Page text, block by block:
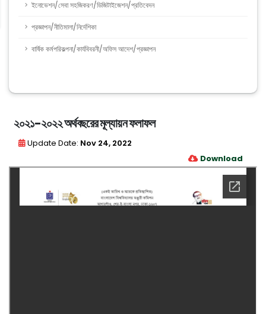
২০২১-২০২২ অর্থবছরের মূল্যায়ন ফলাফল
Update Date: Nov 24, 2022
Download
ইনোভেশন/সেবা সহজিকরণ/ডিজিটাইজেশন/প্রতিবেদন
প্রজ্ঞাপন/নীতিমালা/নির্দেশিকা
বার্ষিক কর্মপরিকল্পনা/কার্যবিবরনী/অফিস আদেশ/প্রজ্ঞাপন